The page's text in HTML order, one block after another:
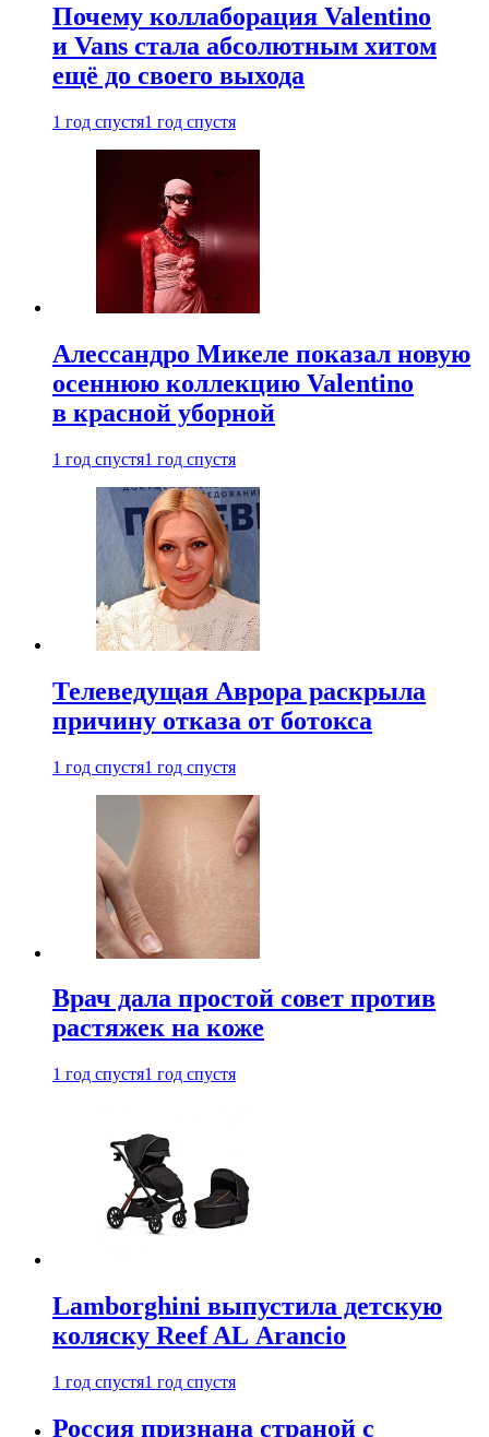
Почему коллаборация Valentino
и Vans стала абсолютным хитом
ещё до своего выхода
1 год спустя1 год спустя
Алессандро Микеле показал новую
осеннюю коллекцию Valentino
в красной уборной
1 год спустя1 год спустя
Телеведущая Аврора раскрыла
причину отказа от ботокса
1 год спустя1 год спустя
Врач дала простой совет против
растяжек на коже
1 год спустя1 год спустя
Lamborghini выпустила детскую
коляску Reef AL Arancio
1 год спустя1 год спустя
Россия признана страной с